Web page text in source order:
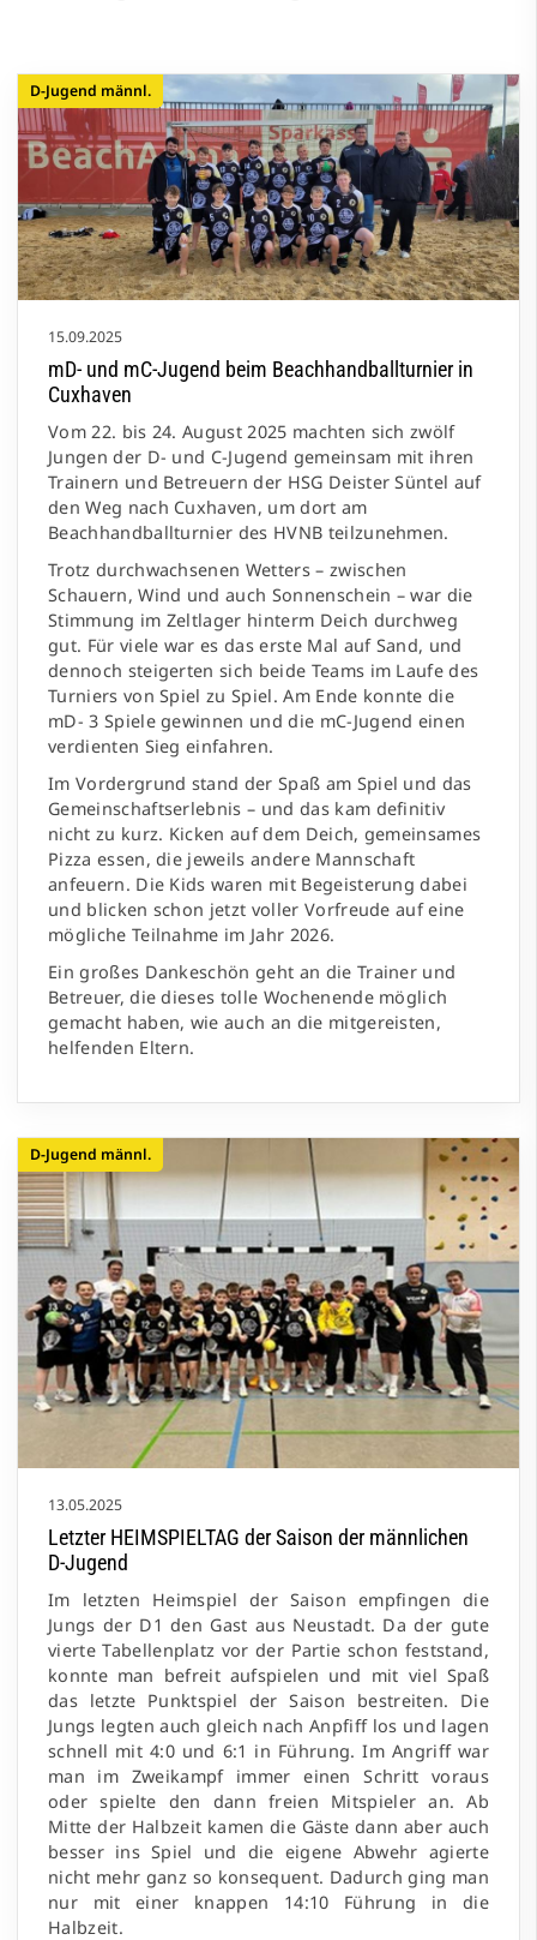
D-Jugend männl.
15.09.2025
mD- und mC-Jugend beim Beachhandballturnier in
Cuxhaven
Vom 22. bis 24. August 2025 machten sich zwölf
Jungen der D- und C-Jugend gemeinsam mit ihren
Trainern und Betreuern der HSG Deister Süntel auf
den Weg nach Cuxhaven, um dort am
Beachhandballturnier des HVNB teilzunehmen.
Trotz durchwachsenen Wetters – zwischen
Schauern, Wind und auch Sonnenschein – war die
Stimmung im Zeltlager hinterm Deich durchweg
gut. Für viele war es das erste Mal auf Sand, und
dennoch steigerten sich beide Teams im Laufe des
Turniers von Spiel zu Spiel. Am Ende konnte die
mD- 3 Spiele gewinnen und die mC-Jugend einen
verdienten Sieg einfahren.
Im Vordergrund stand der Spaß am Spiel und das
Gemeinschaftserlebnis – und das kam definitiv
nicht zu kurz. Kicken auf dem Deich, gemeinsames
Pizza essen, die jeweils andere Mannschaft
anfeuern. Die Kids waren mit Begeisterung dabei
und blicken schon jetzt voller Vorfreude auf eine
mögliche Teilnahme im Jahr 2026.
Ein großes Dankeschön geht an die Trainer und
Betreuer, die dieses tolle Wochenende möglich
gemacht haben, wie auch an die mitgereisten,
helfenden Eltern.
D-Jugend männl.
13.05.2025
Letzter HEIMSPIELTAG der Saison der männlichen
D-Jugend
Im letzten Heimspiel der Saison empfingen die
Jungs der D1 den Gast aus Neustadt. Da der gute
vierte Tabellenplatz vor der Partie schon feststand,
konnte man befreit aufspielen und mit viel Spaß
das letzte Punktspiel der Saison bestreiten. Die
Jungs legten auch gleich nach Anpfiff los und lagen
schnell mit 4:0 und 6:1 in Führung. Im Angriff war
man im Zweikampf immer einen Schritt voraus
oder spielte den dann freien Mitspieler an. Ab
Mitte der Halbzeit kamen die Gäste dann aber auch
besser ins Spiel und die eigene Abwehr agierte
nicht mehr ganz so konsequent. Dadurch ging man
nur mit einer knappen 14:10 Führung in die
Halbzeit.